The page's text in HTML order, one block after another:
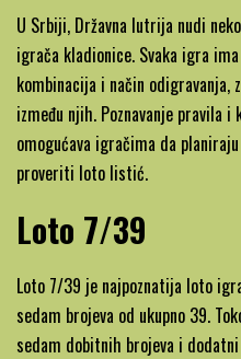
U Srbiji, Državna lutrija nudi
igrača kladionice. Svaka igra
kombinacija i način odigravanja,
između njih. Poznavanje pravila
omogućava igračima da
proveriti loto listić.
Loto 7/39
Loto 7/39 je najpoznatija loto
sedam brojeva od ukupno 39.
sedam dobitnih brojeva i